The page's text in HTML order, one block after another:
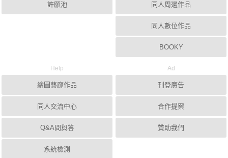
許願池 同人周邊作品
同人數位作品
BOOKY
Help
繪圖藝廊作品
同人交流中心
Q&A問與答
系統檢測
Ad
刊登廣告
合作提案
贊助我們